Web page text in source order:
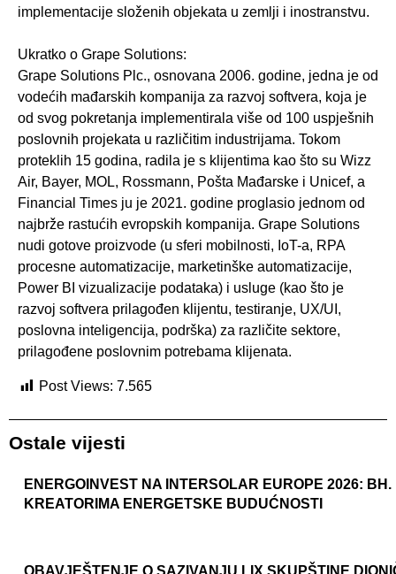
implementacije složenih objekata u zemlji i inostranstvu.
Ukratko o Grape Solutions:
Grape Solutions Plc., osnovana 2006. godine, jedna je od
vodećih mađarskih kompanija za razvoj softvera, koja je
od svog pokretanja implementirala više od 100 uspješnih
poslovnih projekata u različitim industrijama. Tokom
proteklih 15 godina, radila je s klijentima kao što su Wizz
Air, Bayer, MOL, Rossmann, Pošta Mađarske i Unicef, a
Financial Times ju je 2021. godine proglasio jednom od
najbrže rastućih evropskih kompanija. Grape Solutions
nudi gotove proizvode (u sferi mobilnosti, IoT-a, RPA
procesne automatizacije, marketinške automatizacije,
Power BI vizualizacije podataka) i usluge (kao što je
razvoj softvera prilagođen klijentu, testiranje, UX/UI,
poslovna inteligencija, podrška) za različite sektore,
prilagođene poslovnim potrebama klijenata.
Post Views: 7.565
Ostale vijesti
ENERGOINVEST NA INTERSOLAR EUROPE 2026:
KREATORIMA ENERGETSKE BUDUĆNOSTI
OBAVJEŠTENJE O SAZIVANJU LIX SKUPŠTINE